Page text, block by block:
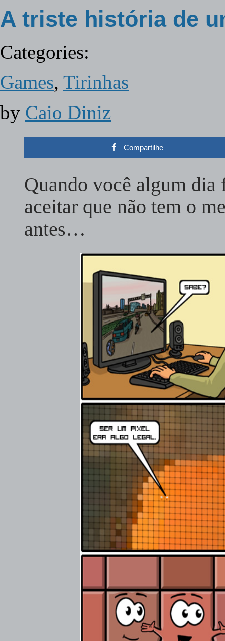
A triste história de
Categories:
Games, Tirinhas
by Caio Diniz
Compartilhe
Quando você algum
aceitar que não tem o
antes…